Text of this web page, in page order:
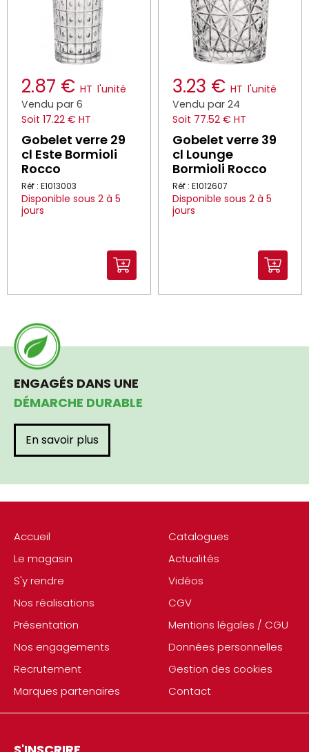
2.87 € HT l'unité
Vendu par 6
Soit 17.22 € HT
Gobelet verre 29
cl Este Bormioli
Rocco
Réf : E1013003
Disponible sous 2 à 5
jours
3.23 € HT l'unité
Vendu par 24
Soit 77.52 € HT
Gobelet verre 39
cl Lounge
Bormioli Rocco
Réf : E1012607
Disponible sous 2 à 5
jours
Accueil
Le magasin
S'y rendre
Nos réalisations
Présentation
Nos engagements
Recrutement
Marques partenaires
Catalogues
Actualités
Vidéos
CGV
Mentions légales / CGU
Données personnelles
Gestion des cookies
Contact
ENGAGÉS DANS UNE
DÉMARCHE DURABLE
En savoir plus